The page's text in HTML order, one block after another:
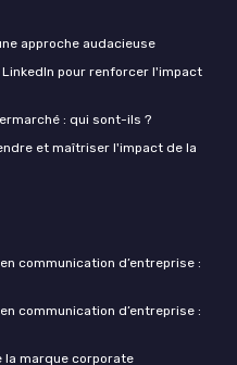
approche audacieuse
pour renforcer l'impact
: qui sont-ils ?
et maîtriser l'impact de la
communication d’entreprise :
communication d’entreprise :
la marque corporate